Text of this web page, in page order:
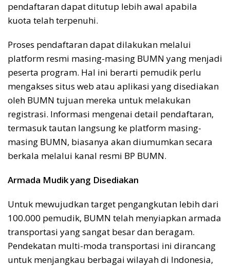
pendaftaran dapat ditutup lebih awal apabila
kuota telah terpenuhi.
Proses pendaftaran dapat dilakukan melalui
platform resmi masing-masing BUMN yang menjadi
peserta program. Hal ini berarti pemudik perlu
mengakses situs web atau aplikasi yang disediakan
oleh BUMN tujuan mereka untuk melakukan
registrasi. Informasi mengenai detail pendaftaran,
termasuk tautan langsung ke platform masing-
masing BUMN, biasanya akan diumumkan secara
berkala melalui kanal resmi BP BUMN.
Armada Mudik yang Disediakan
Untuk mewujudkan target pengangkutan lebih dari
100.000 pemudik, BUMN telah menyiapkan armada
transportasi yang sangat besar dan beragam.
Pendekatan multi-moda transportasi ini dirancang
untuk menjangkau berbagai wilayah di Indonesia,